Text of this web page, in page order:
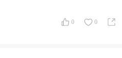
0 0